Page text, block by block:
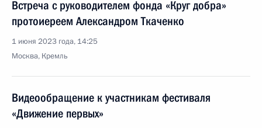
Встреча с руководителем фонда «Круг добра»
протоиереем Александром Ткаченко
1 июня 2023 года, 14:25
Москва, Кремль
Видеообращение к участникам фестиваля
«Движение первых»